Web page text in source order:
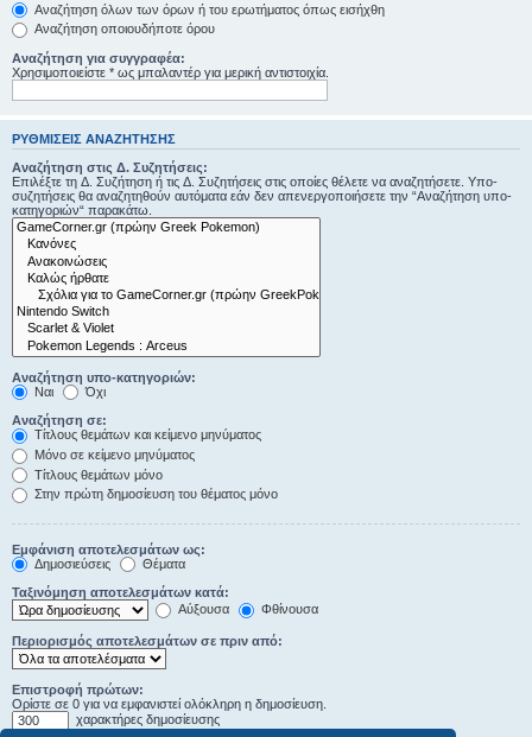
Αναζήτηση όλων των όρων ή του ερωτήματος όπως εισήχθη
Αναζήτηση οποιουδήποτε όρου
Αναζήτηση για συγγραφέα:
Χρησιμοποιείστε * ως μπαλαντέρ για μερική αντιστοιχία.
ΡΥΘΜΊΣΕΙΣ ΑΝΑΖΉΤΗΣΗΣ
Αναζήτηση στις Δ. Συζητήσεις:
Επιλέξτε τη Δ. Συζήτηση ή τις Δ. Συζητήσεις στις οποίες θέλετε να αναζητήσετε. Υπο-
συζητήσεις θα αναζητηθούν αυτόματα εάν δεν απενεργοποιήσετε την “Αναζήτηση υπο-
κατηγοριών“ παρακάτω.
Αναζήτηση υπο-κατηγοριών:
Ναι
Όχι
Αναζήτηση σε:
Τίτλους θεμάτων και κείμενο μηνύματος
Μόνο σε κείμενο μηνύματος
Τίτλους θεμάτων μόνο
Στην πρώτη δημοσίευση του θέματος μόνο
Εμφάνιση αποτελεσμάτων ως:
Δημοσιεύσεις
Θέματα
Ταξινόμηση αποτελεσμάτων κατά:
Αύξουσα
Φθίνουσα
Περιορισμός αποτελεσμάτων σε πριν από:
Επιστροφή πρώτων:
Ορίστε σε 0 για να εμφανιστεί ολόκληρη η δημοσίευση.
χαρακτήρες δημοσίευσης